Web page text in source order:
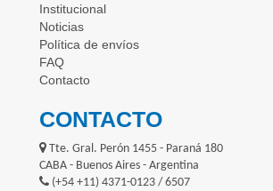
Institucional
Noticias
Política de envíos
FAQ
Contacto
CONTACTO
Tte. Gral. Perón 1455 - Paraná 180
CABA - Buenos Aires - Argentina
(+54 +11) 4371-0123 / 6507